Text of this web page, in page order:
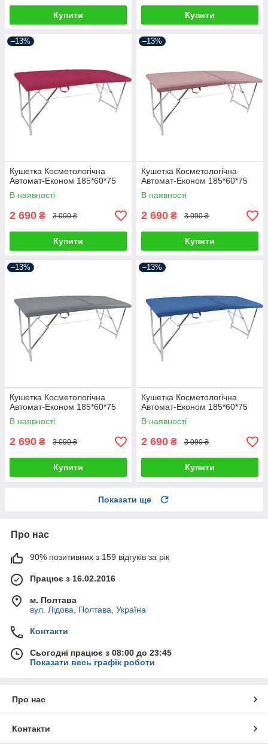
Купити Купити
–13%
Кушетка Косметологічна
Автомат-Економ 185*60*75
В наявності
2 690 ₴ 3 090 ₴
Купити
–13%
Кушетка Косметологічна
Автомат-Економ 185*60*75
В наявності
2 690 ₴ 3 090 ₴
Купити
–13%
Кушетка Косметологічна
Автомат-Економ 185*60*75
В наявності
2 690 ₴ 3 090 ₴
Купити
–13%
Кушетка Косметологічна
Автомат-Економ 185*60*75
В наявності
2 690 ₴ 3 090 ₴
Купити
Показати ще
Про нас
90% позитивних з 159 відгуків за рік
Працює з 16.02.2016
м. Полтава
вул. Лідова, Полтава, Україна
Контакти
Сьогодні працює з 08:00 до 23:45
Показати весь графік роботи
Про нас
Контакти